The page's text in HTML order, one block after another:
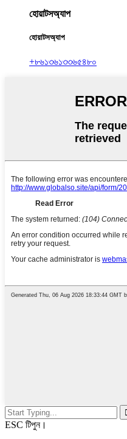
হোয়াটসঅ্যাপ
হোয়াটসঅ্যাপ
+৮৬১৩৬১৩৩৬৫৪৮০
ESC টিপুন।